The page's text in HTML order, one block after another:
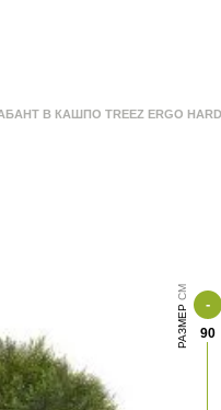
В КАШПО TREEZ ERGO HARD
РАЗМЕР 90